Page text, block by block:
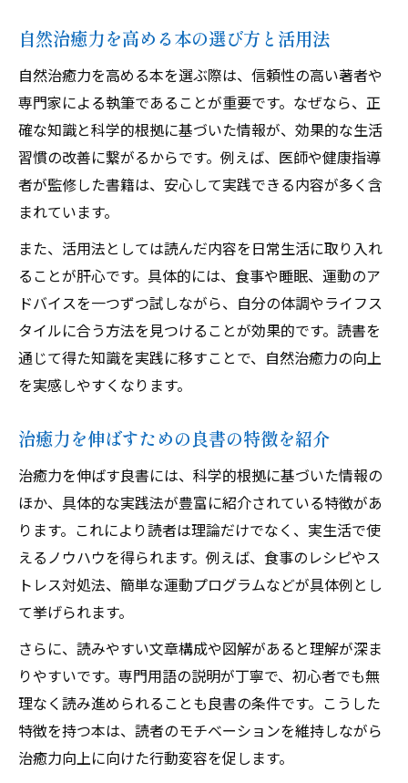
自然治癒力を高める本の選び方と活用法
自然治癒力を高める本を選ぶ際は、信頼性の高い著者や
専門家による執筆であることが重要です。なぜなら、正
確な知識と科学的根拠に基づいた情報が、効果的な生活
習慣の改善に繋がるからです。例えば、医師や健康指導
者が監修した書籍は、安心して実践できる内容が多く含
まれています。
また、活用法としては読んだ内容を日常生活に取り入れ
ることが肝心です。具体的には、食事や睡眠、運動のア
ドバイスを一つずつ試しながら、自分の体調やライフス
タイルに合う方法を見つけることが効果的です。読書を
通じて得た知識を実践に移すことで、自然治癒力の向上
を実感しやすくなります。
治癒力を伸ばすための良書の特徴を紹介
治癒力を伸ばす良書には、科学的根拠に基づいた情報の
ほか、具体的な実践法が豊富に紹介されている特徴があ
ります。これにより読者は理論だけでなく、実生活で使
えるノウハウを得られます。例えば、食事のレシピやス
トレス対処法、簡単な運動プログラムなどが具体例とし
て挙げられます。
さらに、読みやすい文章構成や図解があると理解が深ま
りやすいです。専門用語の説明が丁寧で、初心者でも無
理なく読み進められることも良書の条件です。こうした
特徴を持つ本は、読者のモチベーションを維持しながら
治癒力向上に向けた行動変容を促します。